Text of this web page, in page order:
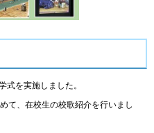
式を実施しました。
て、在校生の校歌紹介を行いまし